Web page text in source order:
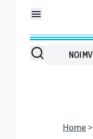
NOI MV
Home